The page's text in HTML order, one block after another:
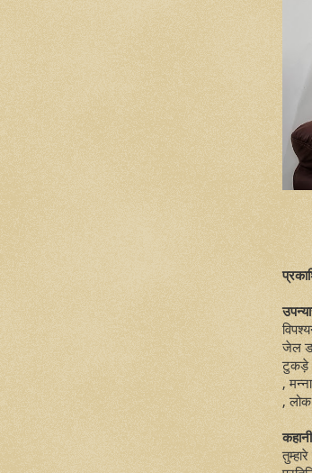
जेल
टुकड़े
,
,